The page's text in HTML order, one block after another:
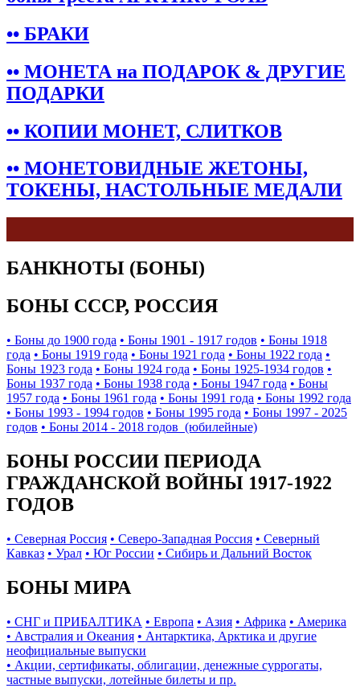
•• БРАКИ
•• МОНЕТА на ПОДАРОК & ДРУГИЕ
ПОДАРКИ
•• КОПИИ МОНЕТ, СЛИТКОВ
•• МОНЕТОВИДНЫЕ ЖЕТОНЫ,
ТОКЕНЫ, НАСТОЛЬНЫЕ МЕДАЛИ
БАНКНОТЫ (БОНЫ)
БОНЫ СССР, РОССИЯ
• Боны до 1900 года • Боны 1901 - 1917 годов • Боны 1918
года • Боны 1919 года • Боны 1921 года • Боны 1922 года •
Боны 1923 года • Боны 1924 года • Боны 1925-1934 годов •
Боны 1937 года • Боны 1938 года • Боны 1947 года • Боны
1957 года • Боны 1961 года • Боны 1991 года • Боны 1992 года
• Боны 1993 - 1994 годов • Боны 1995 года • Боны 1997 - 2025
годов • Боны 2014 - 2018 годов (юбилейные)
БОНЫ РОССИИ ПЕРИОДА
ГРАЖДАНСКОЙ ВОЙНЫ 1917-1922
ГОДОВ
• Северная Россия • Северо-Западная Россия • Северный
Кавказ • Урал • Юг России • Сибирь и Дальний Восток
БОНЫ МИРА
• СНГ и ПРИБАЛТИКА • Европа • Азия • Африка • Америка
• Австралия и Океания • Антарктика, Арктика и другие
неофициальные выпуски
• Акции, сертификаты, облигации, денежные суррогаты,
частные выпуски, лотейные билеты и пр.